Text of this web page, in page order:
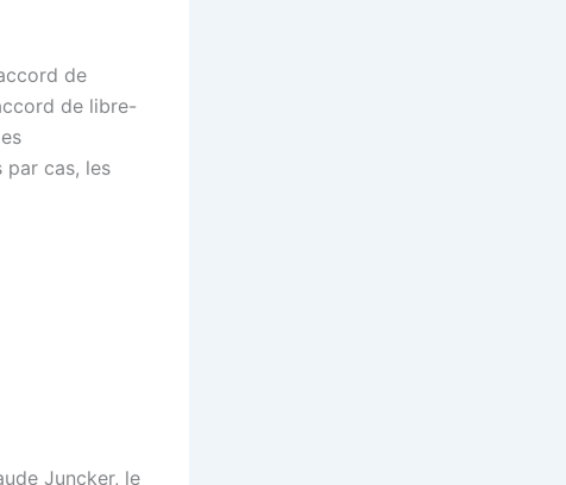
de
de libre-
par cas, les
Juncker, le